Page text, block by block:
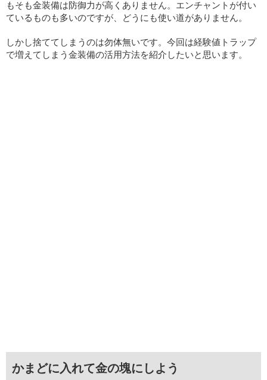
もそも金装備は防御力が高くありません。エンチャントが付い
ているものも多いのですが、どうにも使い道がありません。
しかし捨ててしまうのは勿体無いです。今回は経験値トラップ
で増えてしまう金装備の活用方法を紹介したいと思います。
かまどに入れて金の塊にしよう